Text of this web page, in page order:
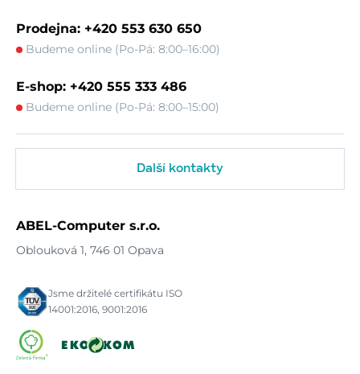
Prodejna: +420 553 630 650
Budeme online (Po-Pá: 8:00–16:00)
E-shop: +420 555 333 486
Budeme online (Po-Pá: 8:00–15:00)
Další kontakty
ABEL-Computer s.r.o.
Oblouková 1, 746 01 Opava
Jsme držitelé certifikátu ISO
14001:2016, 9001:2016